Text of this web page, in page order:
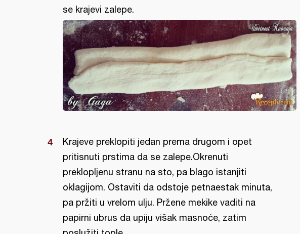
se krajevi zalepe.
Krajeve preklopiti jedan prema drugom i opet
pritisnuti prstima da se zalepe.Okrenuti
preklopljenu stranu na sto, pa blago istanjiti
oklagijom. Ostaviti da odstoje petnaestak minuta,
pa pržiti u vrelom ulju. Pržene mekike vaditi na
papirni ubrus da upiju višak masnoće, zatim